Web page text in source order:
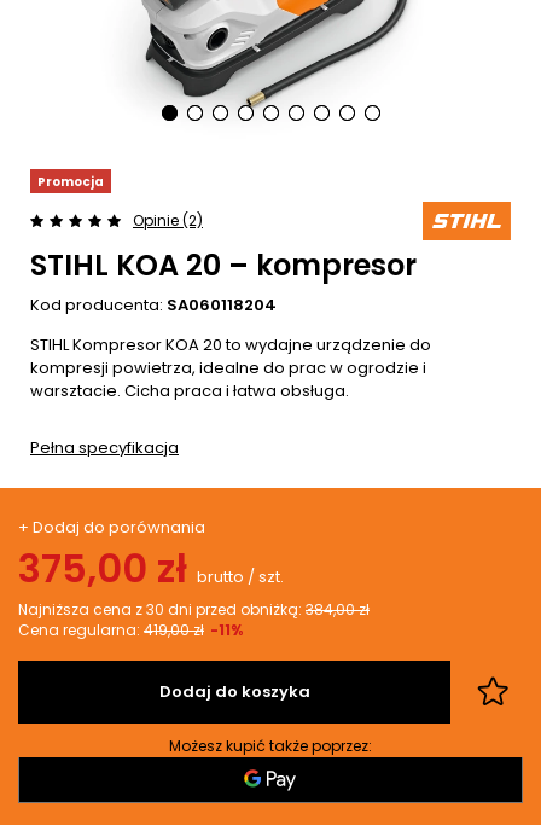
Promocja
Opinie (2)
STIHL KOA 20 – kompresor
Kod producenta: SA060118204
STIHL Kompresor KOA 20 to wydajne urządzenie do
kompresji powietrza, idealne do prac w ogrodzie i
warsztacie. Cicha praca i łatwa obsługa.
Pełna specyfikacja
+ Dodaj do porównania
375,00 zł brutto / szt.
Najniższa cena z 30 dni przed obniżką: 384,00 zł
Cena regularna: 419,00 zł -11%
Dodaj do koszyka
Możesz kupić także poprzez: